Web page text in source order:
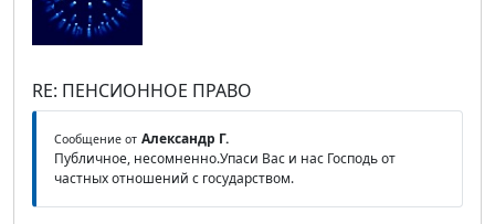
RE: ПЕНСИОННОЕ ПРАВО
Сообщение от Александр Г.
Публичное, несомненно.Упаси Вас и нас Господь от
частных отношений с государством.